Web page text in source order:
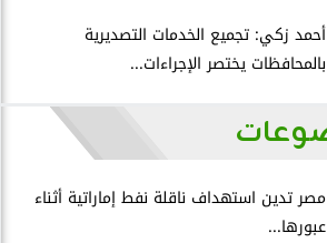
أحمد زكي: تجميع الخدمات التصديرية
بالمحافظات يختصر الإجراءات...
مصر تدين استهداف ناقلة نفط إماراتية أثناء
عبورها...